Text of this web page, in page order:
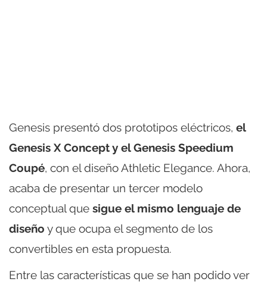
Genesis presentó dos prototipos eléctricos, el
Genesis X Concept y el Genesis Speedium
Coupé, con el diseño Athletic Elegance. Ahora,
acaba de presentar un tercer modelo
conceptual que sigue el mismo lenguaje de
diseño y que ocupa el segmento de los
convertibles en esta propuesta.
Entre las características que se han podido ver